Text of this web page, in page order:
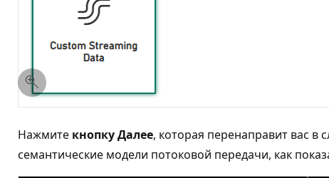
Нажмите кнопку Далее, которая перенаправит вас
семантические модели потоковой передачи, как